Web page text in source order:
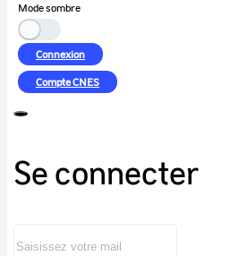
Mode sombre
Connexion
CompteCNES
Se connecter